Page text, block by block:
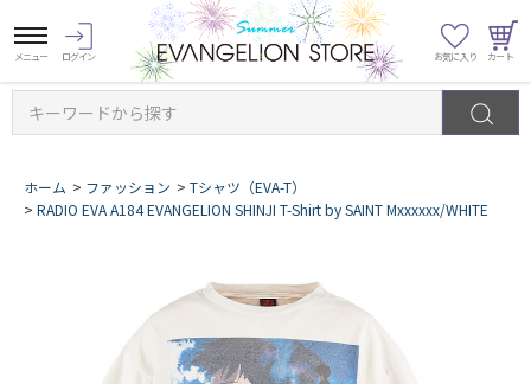
キーワードから探す
ホーム > ファッション > Tシャツ（EVA-T）
> RADIO EVA A184 EVANGELION SHINJI T-Shirt by SAINT Mxxxxxx/WHITE